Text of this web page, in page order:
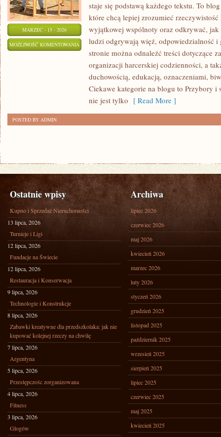
MARZEC - 15 - 2026
MOŻLIWOŚĆ KOMENTOWANIA STOPNIE
SPRAWNOŚCI
staje się podstawą każdego tekstu. To
które chcą lepiej zrozumieć
wyjątkowej wspólnoty oraz odkrywać,
ludzi odgrywają więź, odpowiedzialność i
stronie można odnaleźć treści dotyczące
organizacji harcerskiej codzienności, a
duchowością, edukacją, oznaczeniami,
Ciekawe kategorie na blogu to Przybory i
nie jest tylko [ Read More ]
POSTED BY ADMIN
Ostatnie wpisy
Kupno i Sprzedaż Nieruchomości
13 lipca, 2026
Turnieje i Ligi
12 lipca, 2026
Fundacje na Świecie
12 lipca, 2026
Restauracja i Konserwacja
9 lipca, 2026
Technologie i Konstrukcje
8 lipca, 2026
Zabawki kreatywne dla przedszkolaka: jak nie
kupować kolejnej rzeczy na chwilę
7 lipca, 2026
Argentyna
5 lipca, 2026
Przestępczośc zorganizowana
4 lipca, 2026
Fitness
3 lipca, 2026
Głogów
Archiwa
lipiec 2026
czerwiec 2026
maj 2026
kwiecień 2026
marzec 2026
luty 2026
styczeń 2026
grudzień 2025
listopad 2025
październik 2025
wrzesień 2025
sierpień 2025
lipiec 2025
czerwiec 2025
maj 2025
kwiecień 2025